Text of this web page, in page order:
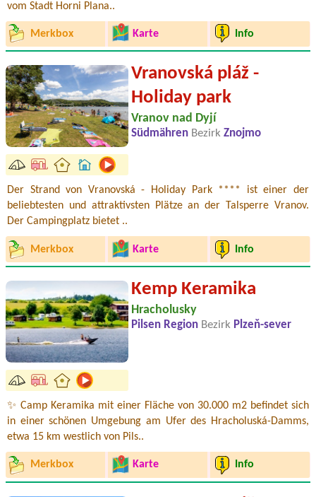
vom Stadt Horni Plana..
Merkbox Karte Info
Vranovská pláž -
Holiday park
Vranov nad Dyjí
Südmähren Bezirk Znojmo
Der Strand von Vranovská - Holiday Park **** ist einer der
beliebtesten und attraktivsten Plätze an der Talsperre Vranov.
Der Campingplatz bietet ..
Merkbox Karte Info
Kemp Keramika
Hracholusky
Pilsen Region Bezirk Plzeň-sever
✨ Camp Keramika mit einer Fläche von 30.000 m2 befindet sich
in einer schönen Umgebung am Ufer des Hracholuská-Damms,
etwa 15 km westlich von Pils..
Merkbox Karte Info